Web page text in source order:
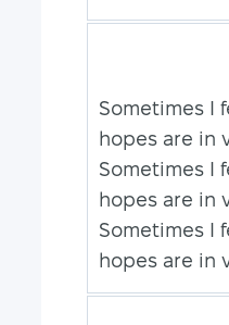
Sometimes I
hopes are in
Sometimes I
hopes are in
Sometimes I
hopes are in